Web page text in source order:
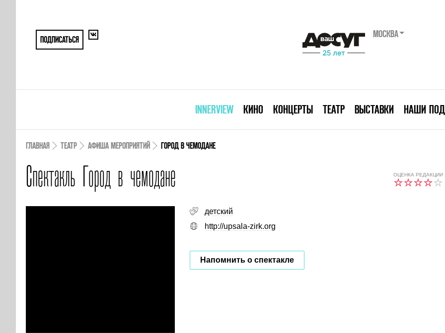
ПОДПИСАТЬСЯ
МОСКВА
INNERVIEW КИНО КОНЦЕРТЫ ТЕАТР ВЫСТАВКИ НАШИ
ГЛАВНАЯ ТЕАТР АФИША МЕРОПРИЯТИЙ ГОРОД В ЧЕМОДАНЕ
Спектакль Город в чемодане ОЦЕНКА РЕДАКЦИИ
детский
http://upsala-zirk.org
Напомнить о спектакле